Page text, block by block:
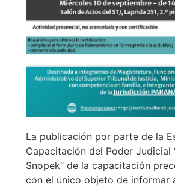
La publicación por parte de la
Capacitación del Poder Judicial
Snopek” de la capacitación
con el único objeto de informar